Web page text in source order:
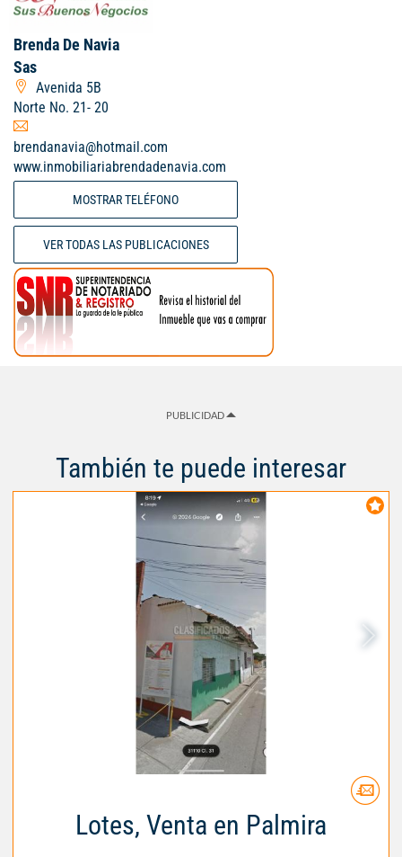
Brenda De Navia
Sas
Avenida 5B
Norte No. 21- 20
brendanavia@hotmail.com
www.inmobiliariabrendadenavia.com
MOSTRAR TELÉFONO
VER TODAS LAS PUBLICACIONES
PUBLICIDAD
También te puede interesar
Lotes, Venta en Palmira